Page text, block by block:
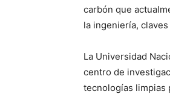
carbón que
la ingeniería,
La Universidad
centro de
tecnologías limpias